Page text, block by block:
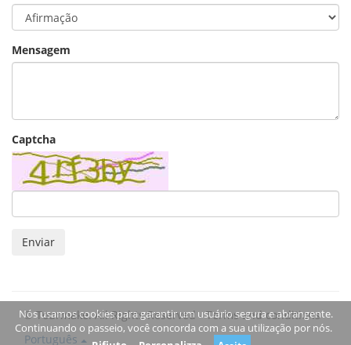
Mensagem
Captcha
Enviar
© Tourmake. All Rights Reserved -Terms and conditions
Português
Nós usamos cookies para garantir um usuário segura e abrangente.
Continuando o passeio, você concorda com a sua utilização por nós.